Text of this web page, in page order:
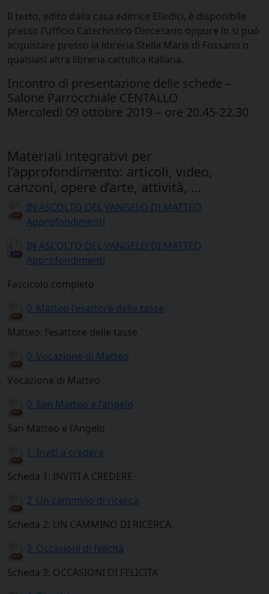
Il testo, edito dalla casa editrice Elledici, è disponibile
presso l’Ufficio Catechistico Diocesano oppure lo si può
acquistare presso la libreria Stella Maris di Fossano o
qualsiasi altra libreria cattolica italiana.
Incontro di presentazione delle schede –
Salone Parrocchiale CENTALLO
Mercoledì 09 ottobre 2019 – ore 20.45-22.30
Materiali integrativi per
l’approfondimento: articoli, video,
canzoni, opere d’arte, attività, …
IN ASCOLTO DEL VANGELO DI MATTEO
Approfondimenti
IN ASCOLTO DEL VANGELO DI MATTEO
Approfondimenti
Fascicolo completo
0_Matteo l’esattore delle tasse
Matteo: l’esattore delle tasse
0_Vocazione di Matteo
Vocazione di Matteo
0_San Matteo e l’angelo
San Matteo e l’Angelo
1_Inviti a credere
Scheda 1: INVITI A CREDERE
2_Un cammino di ricerca
Scheda 2: UN CAMMINO DI RICERCA
3_Occasioni di felicità
Scheda 3: OCCASIONI DI FELICITA’